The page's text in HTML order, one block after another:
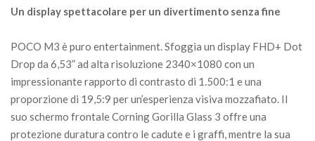
Un display spettacolare per un divertimento senza fine
POCO M3 è puro entertainment. Sfoggia un display FHD+ Dot
Drop da 6,53” ad alta risoluzione 2340×1080 con un
impressionante rapporto di contrasto di 1.500:1 e una
proporzione di 19,5:9 per un’esperienza visiva mozzafiato. Il
suo schermo frontale Corning Gorilla Glass 3 offre una
protezione duratura contro le cadute e i graffi, mentre la sua